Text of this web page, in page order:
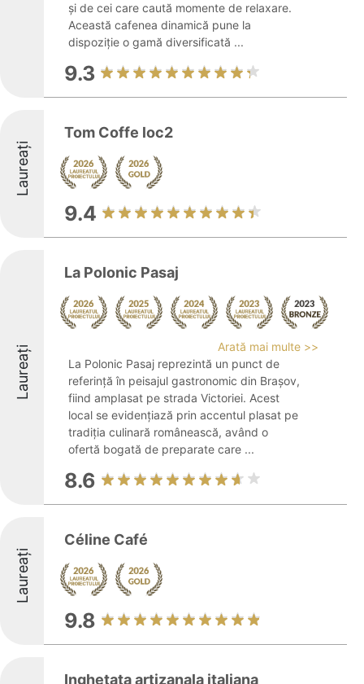
și de cei care caută momente de relaxare.
Această cafenea dinamică pune la
dispoziție o gamă diversificată ...
9.3
Laureați
Tom Coffe loc2
9.4
Laureați
La Polonic Pasaj
Arată mai multe >>
La Polonic Pasaj reprezintă un punct de
referință în peisajul gastronomic din Brașov,
fiind amplasat pe strada Victoriei. Acest
local se evidențiază prin accentul plasat pe
tradiția culinară românească, având o
ofertă bogată de preparate care ...
8.6
Laureați
Céline Café
9.8
Inghetata artizanala italiana